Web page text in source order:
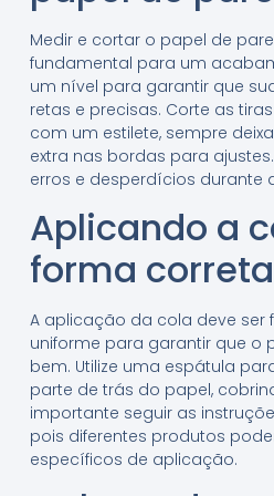
Medir e cortar o papel de
fundamental para um
um nível para garantir que
retas e precisas. Corte as
com um estilete, sempre
extra nas bordas para
erros e desperdícios durante
Aplicando a
forma correta
A aplicação da cola deve ser
uniforme para garantir que o
bem. Utilize uma espátula
parte de trás do papel,
importante seguir as
pois diferentes produtos
específicos de aplicação.